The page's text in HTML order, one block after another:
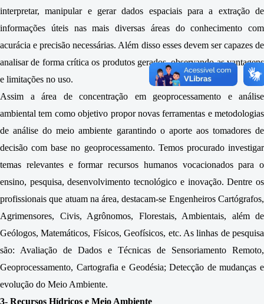
interpretar, manipular e gerar dados espaciais para a extração de
informações úteis nas mais diversas áreas do conhecimento com
acurácia e precisão necessárias. Além disso esses devem ser capazes de
analisar de forma crítica os produtos gerados, observando as vantagens
e limitações no uso.
Assim a área de concentração em geoprocessamento e análise
ambiental tem como objetivo propor novas ferramentas e metodologias
de análise do meio ambiente garantindo o aporte aos tomadores de
decisão com base no geoprocessamento. Temos procurado investigar
temas relevantes e formar recursos humanos vocacionados para o
ensino, pesquisa, desenvolvimento tecnológico e inovação. Dentre os
profissionais que atuam na área, destacam-se Engenheiros Cartógrafos,
Agrimensores, Civis, Agrônomos, Florestais, Ambientais, além de
Geólogos, Matemáticos, Físicos, Geofísicos, etc. As linhas de pesquisa
são: Avaliação de Dados e Técnicas de Sensoriamento Remoto,
Geoprocessamento, Cartografia e Geodésia; Detecção de mudanças e
evolução do Meio Ambiente.
3- Recursos Hídricos e Meio Ambiente